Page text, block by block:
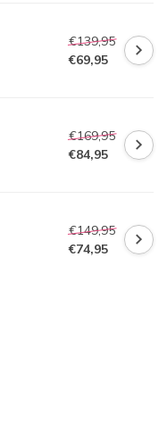
€139,95
€69,95
€169,95
€84,95
€149,95
€74,95